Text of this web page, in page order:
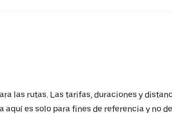
las rutas. Las tarifas, duraciones y
es solo para fines de referencia y no